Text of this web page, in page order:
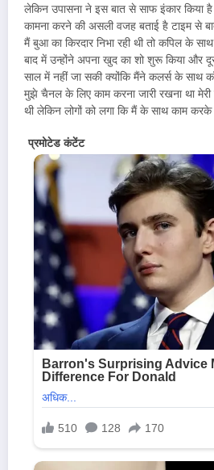
लेकिन उपासना ने इस बात से साफ इंकार किया
कामना करने की असली वजह बताई है टाइम से
मैं बुआ का किरदार निभा रही थी तो कपिल के
बाद में उन्होंने अपना खुद का शो शुरू किया
साल में नहीं जा सकी क्योंकि मैंने कलर्स के साथ
मुझे चैनल के लिए काम करना जारी रखना था
थी लेकिन लोगों को लगा कि मैं के साथ काम